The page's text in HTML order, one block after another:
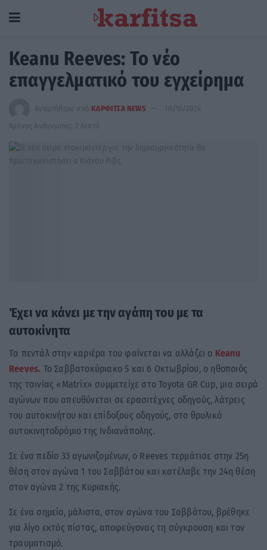
Keanu Reeves: Το νέο
επαγγελματικό του εγχείρημα
Αναρτήθηκε από ΚΑΡΦΙΤΣΑ NEWS
10/10/2024
Χρόνος Ανάγνωσης: 2 λεπτά
Έχει να κάνει με την αγάπη του με τα
αυτοκίνητα
Tα πεντάλ στην καριέρα του φαίνεται να αλλάζει ο Keanu
Reeves. Το Σαββατοκύριακο 5 και 6 Οκτωβρίου, ο ηθοποιός
της ταινίας «Matrix» συμμετείχε στο Toyota GR Cup, μια σειρά
αγώνων που απευθύνεται σε ερασιτέχνες οδηγούς, λάτρεις
του αυτοκινήτου και επίδοξους οδηγούς, στο θρυλικό
αυτοκινητοδρόμιο της Ινδιανάπολης.
Σε ένα πεδίο 33 αγωνιζομένων, ο Reeves τερμάτισε στην 25η
θέση στον αγώνα 1 του Σαββάτου και κατέλαβε την 24η θέση
στον αγώνα 2 της Κυριακής.
Σε ένα σημείο, μάλιστα, στον αγώνα του Σαββάτου, βρέθηκε
για λίγο εκτός πίστας, αποφεύγονας τη σύγκρουση και τον
τραυματισμό.